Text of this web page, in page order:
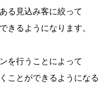
る見込み客に絞って
きるようになります。
を行うことによって
ことができるようになる